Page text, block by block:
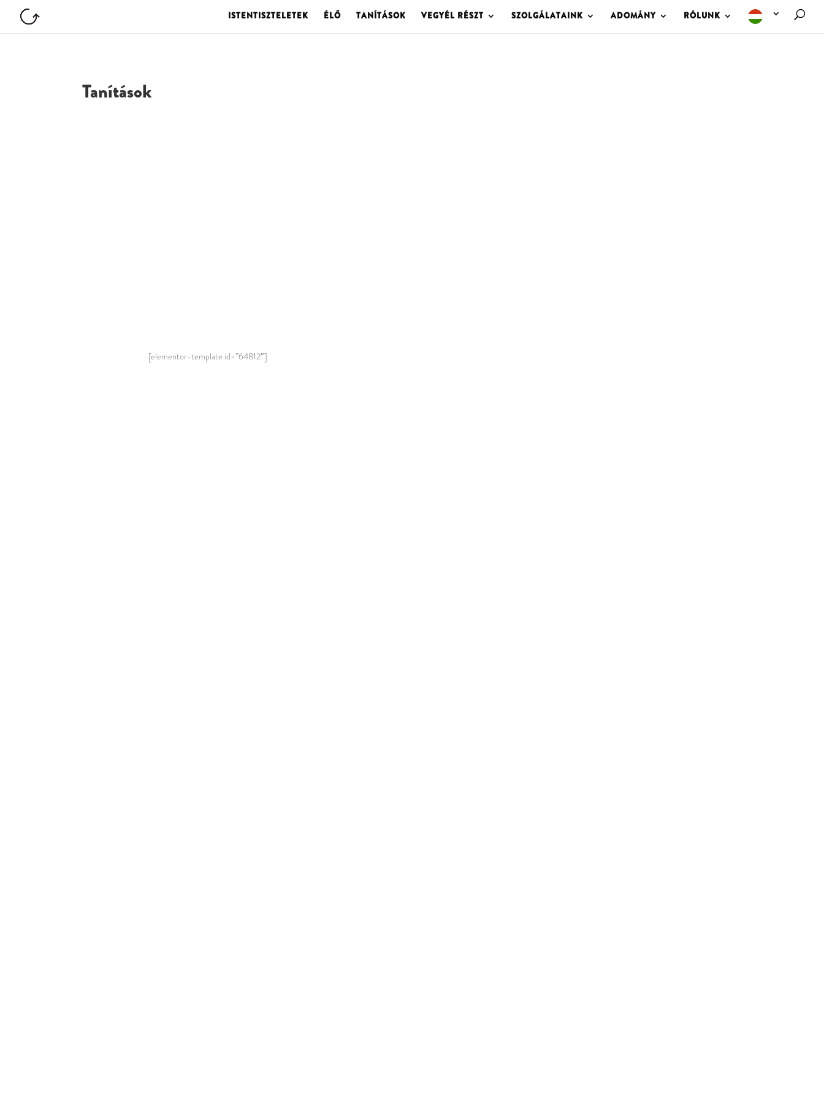
ISTENTISZTELETEK ÉLŐ TANÍTÁSOK VEGYÉL RÉSZT SZOLGÁLATAINK ADOMÁNY RÓLUNK
Tanítások
[elementor-template id=”64812″]